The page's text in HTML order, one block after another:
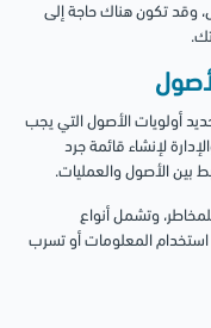
وقد تكون هناك حاجة إلى
أولويات الأصول التي يجب
لإنشاء قائمة جرد
بين الأصول والعمليات.
وتشمل أنواع
استخدام المعلومات أو تسرب